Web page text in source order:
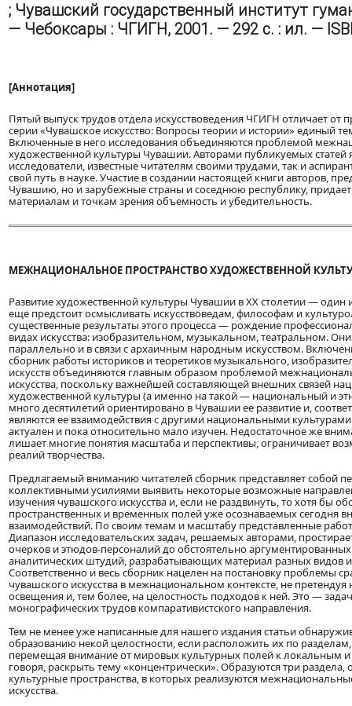
; Чувашский государственный институт
— Чебоксары : ЧГИГН, 2001. — 292 с. : ил. —
[Аннотация]
Пятый выпуск трудов отдела искусствоведения ЧГИГН отличает от
серии «Чувашское искусство: Вопросы теории и истории» единый
Включенные в него исследования объединяются проблемой
художественной культуры Чувашии. Авторами публикуемых статей
исследователи, известные читателям своими трудами, так и
свой путь в науке. Участие в создании настоящей книги авторов,
Чувашию, но и зарубежные страны и соседнюю республику,
материалам и точкам зрения объемность и убедительность.
МЕЖНАЦИОНАЛЬНОЕ ПРОСТРАНСТВО ХУДОЖЕСТВЕННОЙ
Развитие художественной культуры Чувашии в XX столетии —
еще предстоит осмысливать искусствоведам, философам и
существенные результаты этого процесса — рождение
видах искусства: изобразительном, музыкальном, театральном.
параллельно и в связи с архаичным народным искусством.
сборник работы историков и теоретиков музыкального,
искусств объединяются главным образом проблемой
искусства, поскольку важнейшей составляющей внешних связей
художественной культуры (а именно на такой — национальный и
много десятилетий ориентировано в Чувашии ее развитие и,
являются ее взаимодействия с другими национальными культурами.
актуален и пока относительно мало изучен. Недостаточное же
лишает многие понятия масштаба и перспективы, ограничивает
реалий творчества.
Предлагаемый вниманию читателей сборник представляет собой
коллективными усилиями выявить некоторые возможные
изучения чувашского искусства и, если не раздвинуть, то хотя бы
пространственных и временных полей уже осознаваемых сегодня
взаимодействий. По своим темам и масштабу представленные
Диапазон исследовательских задач, решаемых авторами,
очерков и этюдов-персоналий до обстоятельно
аналитических штудий, разрабатывающих материал разных видов и
Соответственно и весь сборник нацелен на постановку проблемы
чувашского искусства в межнациональном контексте, не претендуя
освещения и, тем более, на целостность подходов к ней. Это —
монографических трудов компаративистского направления.
Тем не менее уже написанные для нашего издания статьи
образованию некой целостности, если расположить их по
перемещая внимание от мировых культурных полей к локальным
говоря, раскрыть тему «концентрически». Образуются три
культурные пространства, в которых реализуются
искусства.